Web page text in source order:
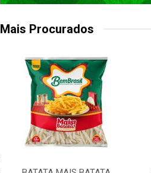
Mais Procurados